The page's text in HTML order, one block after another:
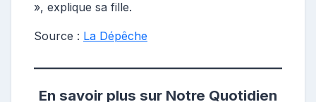
», explique sa fille.
Source : La Dépêche
En savoir plus sur Notre Quotidien